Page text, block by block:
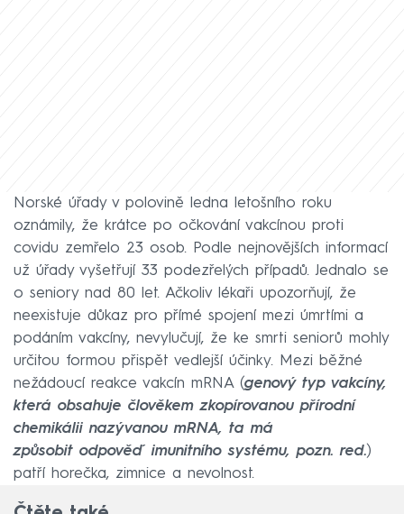
Norské úřady v polovině ledna letošního roku
oznámily, že krátce po očkování vakcínou proti
covidu zemřelo 23 osob. Podle nejnovějších informací
už úřady vyšetřují 33 podezřelých případů. Jednalo se
o seniory nad 80 let. Ačkoliv lékaři upozorňují, že
neexistuje důkaz pro přímé spojení mezi úmrtími a
podáním vakcíny, nevylučují, že ke smrti seniorů mohly
určitou formou přispět vedlejší účinky. Mezi běžné
nežádoucí reakce vakcín mRNA (genový typ vakcíny,
která obsahuje člověkem zkopírovanou přírodní
chemikálii nazývanou mRNA, ta má
způsobit odpověď imunitního systému, pozn. red.)
patří horečka, zimnice a nevolnost.